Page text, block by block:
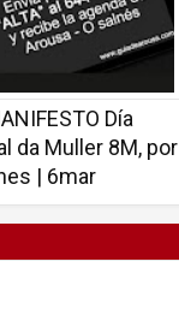
Día
da Muller 8M, por
| 6mar